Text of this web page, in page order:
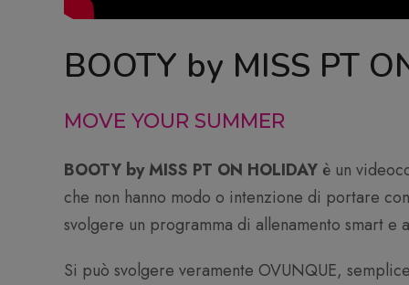
BOOTY by MISS PT
MOVE YOUR SUMMER
BOOTY by MISS PT ON HOLIDAY è un
che non hanno modo o intenzione di portare
svolgere un programma di allenamento smart e
Si può svolgere veramente OVUNQUE,